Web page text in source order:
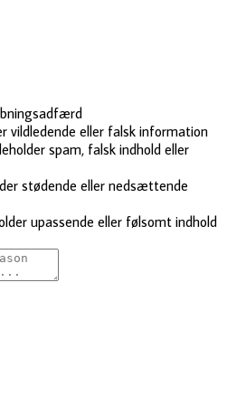
vildledende eller falsk information
spam, falsk indhold eller
stødende eller nedsættende
upassende eller følsomt indhold